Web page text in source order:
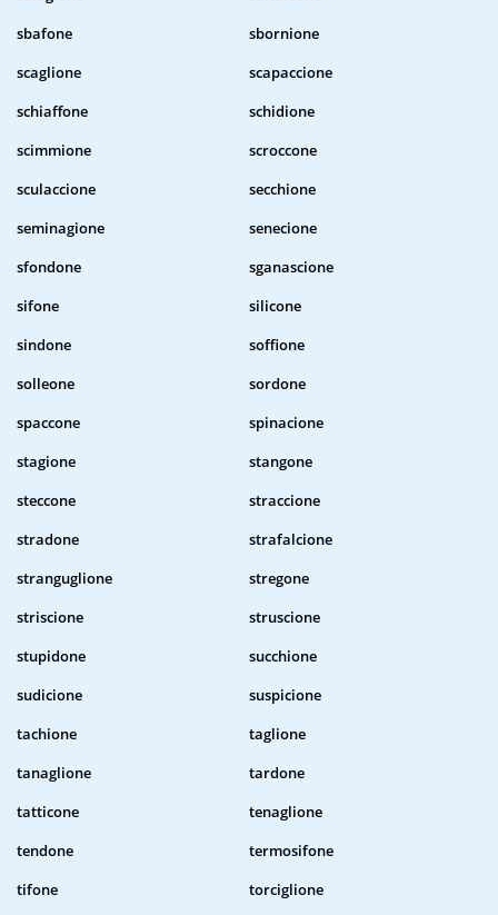
sbafone
sbornione
scaglione
scapaccione
schiaffone
schidione
scimmione
scroccone
sculaccione
secchione
seminagione
senecione
sfondone
sganascione
sifone
silicone
sindone
soffione
solleone
sordone
spaccone
spinacione
stagione
stangone
steccone
straccione
stradone
strafalcione
stranguglione
stregone
striscione
struscione
stupidone
succhione
sudicione
suspicione
tachione
taglione
tanaglione
tardone
tatticone
tenaglione
tendone
termosifone
tifone
torciglione